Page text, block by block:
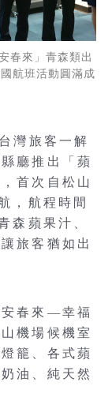
春來」青森類出
航班活動圓滿成
灣旅客一解
廳推出「蘋
首次自松山
，航程時間
森蘋果汁、
旅客猶如出
安春來—幸福
機場候機室
籠、各式蘋
油、純天然